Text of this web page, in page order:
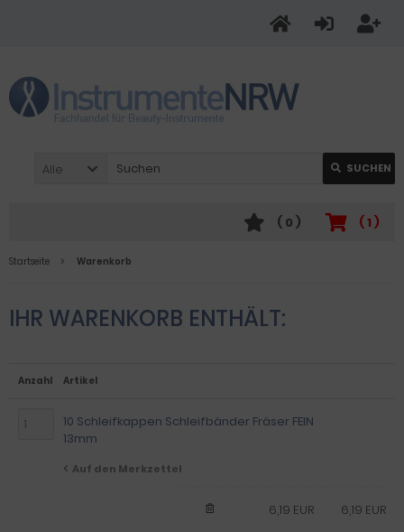
Alle SUCHEN
( 1 )
( 0 )
Startseite Warenkorb
IHR WARENKORB ENTHÄLT:
Anzahl Artikel
10 Schleifkappen Schleifbänder Fräser FEIN
13mm
Auf den Merkzettel
6,19 EUR
6,19 EUR